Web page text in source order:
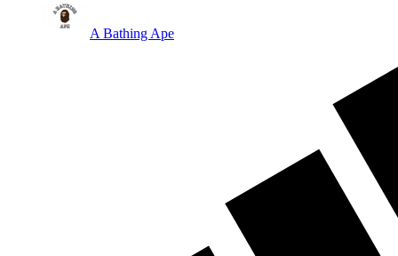
A Bathing Ape